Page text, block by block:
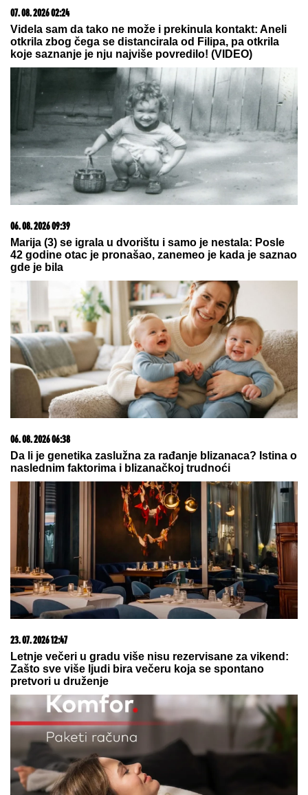
07. 08. 2026 02:24
Videla sam da tako ne može i prekinula kontakt: Aneli
otkrila zbog čega se distancirala od Filipa, pa otkrila
koje saznanje je nju najviše povredilo! (VIDEO)
06. 08. 2026 09:39
Marija (3) se igrala u dvorištu i samo je nestala: Posle
42 godine otac je pronašao, zanemeo je kada je saznao
gde je bila
06. 08. 2026 06:38
Da li je genetika zaslužna za rađanje blizanaca? Istina o
naslednim faktorima i blizanačkoj trudnoći
23. 07. 2026 12:47
Letnje večeri u gradu više nisu rezervisane za vikend:
Zašto sve više ljudi bira večeru koja se spontano
pretvori u druženje